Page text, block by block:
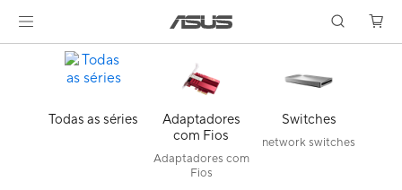
Todas as séries
Adaptadores
com Fios
Adaptadores com
Fios
Switches
network switches